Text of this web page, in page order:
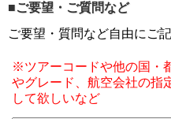
■ご要望・ご質問など
ご要望・質問など自由にご
※ツアーコードや他の国・
やグレード、航空会社の指
して欲しいなど